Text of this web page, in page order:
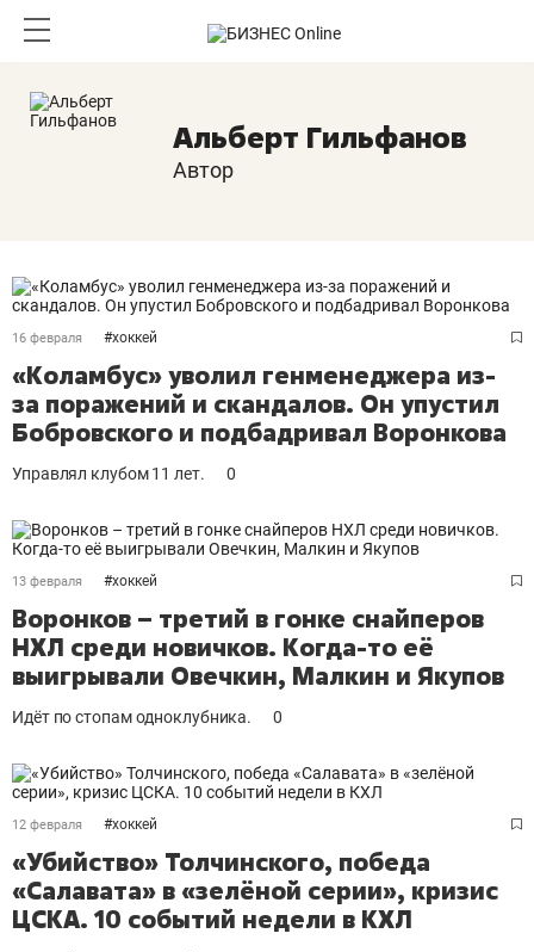
Альберт Гильфанов
Автор
16 февраля #хоккей
«Коламбус» уволил генменеджера из-
за поражений и скандалов. Он упустил
Бобровского и подбадривал Воронкова
Управлял клубом 11 лет. 0
13 февраля #хоккей
Воронков – третий в гонке снайперов
НХЛ среди новичков. Когда-то её
выигрывали Овечкин, Малкин и Якупов
Идёт по стопам одноклубника. 0
12 февраля #хоккей
«Убийство» Толчинского, победа
«Салавата» в «зелёной серии», кризис
ЦСКА. 10 событий недели в КХЛ